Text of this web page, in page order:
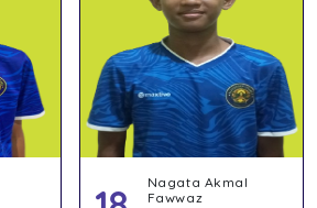
Nagata Akmal
Fawwaz